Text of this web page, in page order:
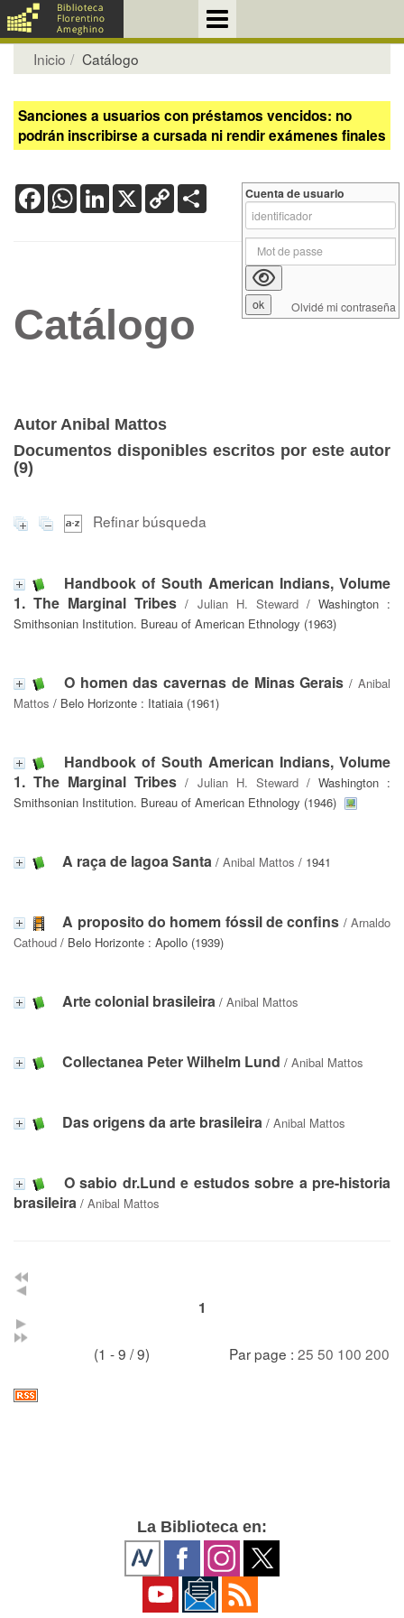
Inicio Catálogo
Sanciones a usuarios con préstamos vencidos: no
podrán inscribirse a cursada ni rendir exámenes finales
FacebookWhatsApp
LinkedIn
X Copy
Link
Catálogo
Autor Anibal Mattos
Documentos disponibles escritos por este autor
(9)
Refinar búsqueda
Handbook of South American Indians, Volume
1. The Marginal Tribes / Julian H. Steward/ Washington :
Smithsonian Institution. Bureau of American Ethnology (1963)
O homen das cavernas de Minas Gerais /Anibal
Mattos / Belo Horizonte : Itatiaia (1961)
Handbook of South American Indians, Volume
1. The Marginal Tribes / Julian H. Steward/ Washington :
Smithsonian Institution. Bureau of American Ethnology (1946)
A raça de lagoa Santa / Anibal Mattos / 1941
A proposito do homem fóssil de confins /Arnaldo
Cathoud / Belo Horizonte : Apollo (1939)
Arte colonial brasileira / Anibal Mattos
Collectanea Peter Wilhelm Lund / Anibal Mattos
Das origens da arte brasileira / Anibal Mattos
O sabio dr.Lund e estudos sobre a pre-historia
brasileira / Anibal Mattos
1
(1 - 9 / 9) Par page : 25 50 100 200
Cuenta de usuario
Olvidé mi contraseña
La Biblioteca en: